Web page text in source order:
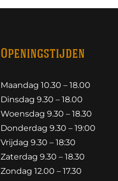
Openingstijden
Maandag 10.30 – 18.00
Dinsdag 9.30 – 18.00
Woensdag 9.30 – 18.30
Donderdag 9.30 – 19:00
Vrijdag 9.30 – 18:30
Zaterdag 9.30 – 18.30
Zondag 12.00 – 17.30